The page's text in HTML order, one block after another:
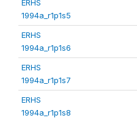
ERHS
1994a_r1p1s5
ERHS
1994a_r1p1s6
ERHS
1994a_r1p1s7
ERHS
1994a_r1p1s8